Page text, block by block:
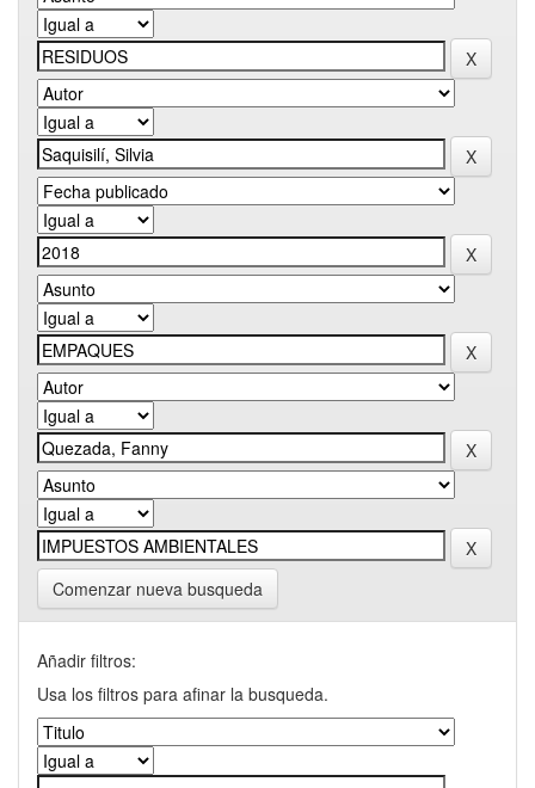
Comenzar nueva busqueda
Añadir filtros:
Usa los filtros para afinar la busqueda.